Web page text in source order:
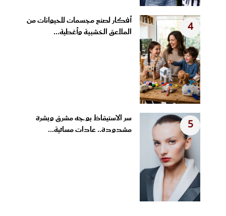
4
أفكار لصنع مجسمات للحيوانات من
الملاعق الخشبية وأغطية...
5
سر الاستيقاظ بوجه مشرق وبشرة
مشدودة.. عادات مسائية...